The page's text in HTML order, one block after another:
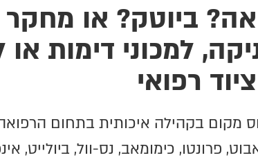
ביוטק? או מחקר
למכוני דימות או
רפואי
בקהילה איכותית בתחום
פרונטו, כימומאב, נס-וול, ביולייט,